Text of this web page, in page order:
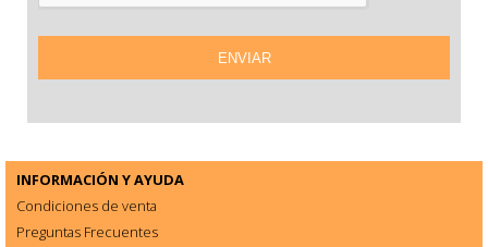
INFORMACIÓN Y AYUDA
Condiciones de venta
Preguntas Frecuentes